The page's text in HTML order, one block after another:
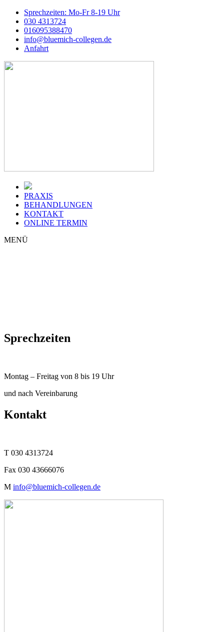
Sprechzeiten: Mo-Fr 8-19 Uhr
030 4313724
016095388470
info@bluemich-collegen.de
Anfahrt
PRAXIS
BEHANDLUNGEN
KONTAKT
ONLINE TERMIN
MENÜ
Sprechzeiten
Montag – Freitag von 8 bis 19 Uhr
und nach Vereinbarung
Kontakt
T 030 4313724
Fax 030 43666076
M info@bluemich-collegen.de